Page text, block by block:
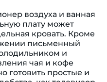
воздуха и ванная
плату может
кровать. Кроме
письменный
и
чая и кофе
готовить простые и